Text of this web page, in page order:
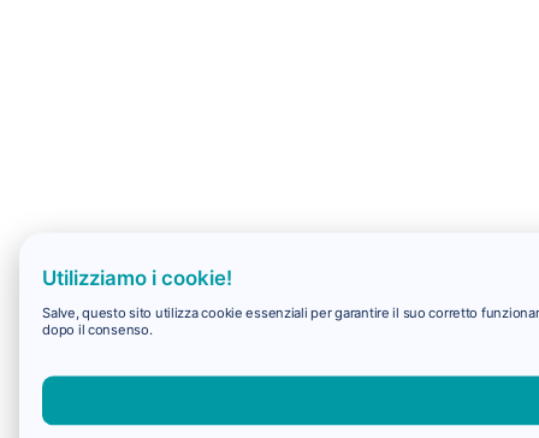
Utilizziamo i cookie!
Salve, questo sito utilizza cookie essenziali per garantire il suo corretto
dopo il consenso.